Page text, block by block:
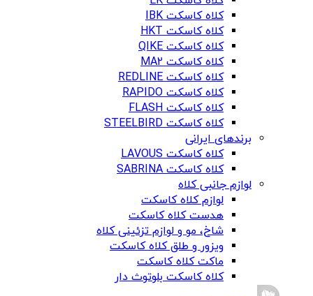
کلاه کاسکت IBK
کلاه کاسکت HKT
کلاه کاسکت QIKE
کلاه کاسکت MA2
کلاه کاسکت REDLINE
کلاه کاسکت RAPIDO
کلاه کاسکت FLASH
کلاه کاسکت STEELBIRD
برندهای ایرانی
کلاه کاسکت LAVOUS
کلاه کاسکت SABRINA
لوازم جانبی کلاه
لوازم کلاه کاسکت
هدست کلاه کاسکت
شاخ، مو و لوازم تزئینی کلاه
ویزور و طلق کلاه کاسکت
ماکت کلاه کاسکت
کلاه کاسکت بلوتوث دار